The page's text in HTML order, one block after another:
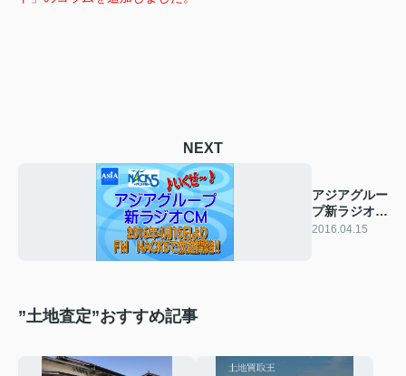
NEXT
アジアグルー
プ新ラジオ
CM放送開
2016.04.15
”土地査定”おすすめ記事